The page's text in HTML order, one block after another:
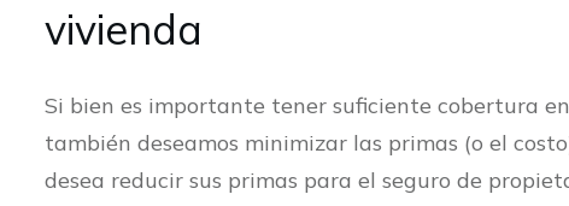
vivienda
Si bien es importante tener suficiente cobertura
también deseamos minimizar las primas (o el
desea reducir sus primas para el seguro de